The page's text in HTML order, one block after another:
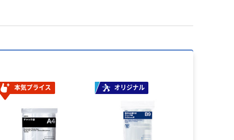
本気プライス オリジナル